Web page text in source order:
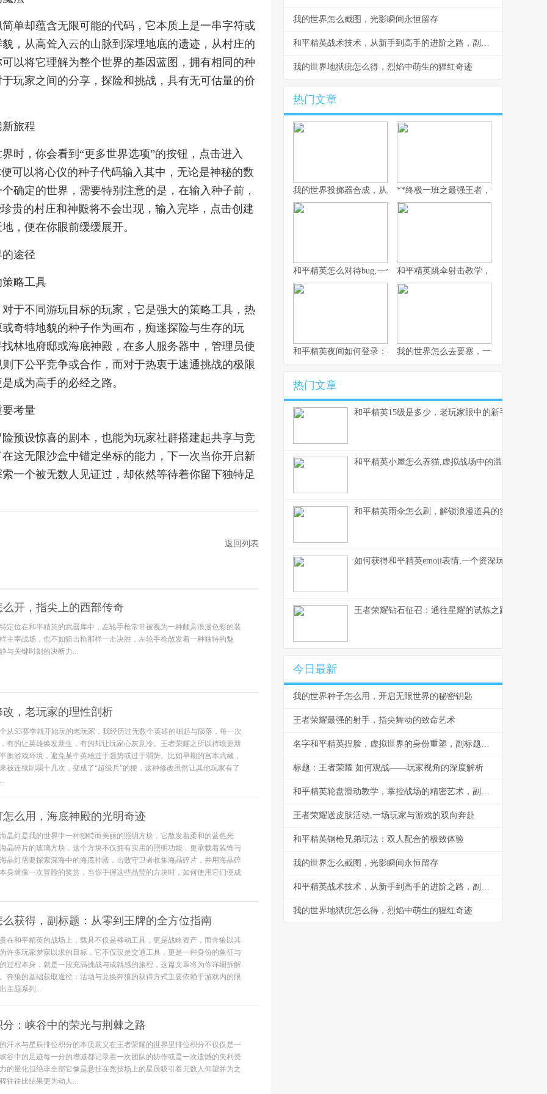
单却蕴含无限可能的代码，它本质上是一串字符或
，从高耸入云的山脉到深埋地底的遗迹，从村庄的
以将它理解为整个世界的基因蓝图，拥有相同的种
玩家之间的分享，探险和挑战，具有无可估量的价
旅程
时，你会看到“更多世界选项”的按钮，点击进入
可以将心仪的种子代码输入其中，无论是神秘的数
确定的世界，需要特别注意的是，在输入种子前，
贵的村庄和神殿将不会出现，输入完毕，点击创建
，便在你眼前缓缓展开。
途径
略工具
于不同游玩目标的玩家，它是强大的策略工具，热
奇特地貌的种子作为画布，痴迷探险与生存的玩
林地府邸或海底神殿，在多人服务器中，管理员使
下公平竞争或合作，而对于热衷于速通挑战的极限
成为高手的必经之路。
考量
预设惊喜的剧本，也能为玩家社群搭建起共享与竞
这无限沙盒中锚定坐标的能力，下一次当你开启新
一个被无数人见证过，却依然等待着你留下独特足
返回列表
开，指尖上的西部传奇
定位在和平精英的武器库中，左轮手枪常常被视为一种颇具浪漫色彩的装
主宰战场，也不如狙击枪那样一击决胜，左轮手枪散发着一种独特的魅
与关键时刻的决断力...
，老玩家的理性剖析
从S3赛季就开始玩的老玩家，我经历过无数个英雄的崛起与陨落，每一次
有的让英雄焕发新生，有的却让玩家心灰意冷。王者荣耀之所以持续更新
衡游戏环境，避免某个英雄过于强势或过于弱势。比如早期的宫本武藏，
被连续削弱十几次，变成了“超级兵”的梗，这种修改虽然让其他玩家有了
么用，海底神殿的光明奇迹
晶灯是我的世界中一种独特而美丽的照明方块，它散发着柔和的蓝色光
晶碎片的玻璃方块，这个方块不仅拥有实用的照明功能，更承载着装饰与
晶灯需要探索深海中的海底神殿，击败守卫者收集海晶碎片，并用海晶碎
身就像一次冒险的奖赏，当你手握这些晶莹的方块时，如何使用它们便成
获得，副标题：从零到王牌的全方位指南
在和平精英的战场上，载具不仅是移动工具，更是战略资产，而奔狼以其
许多玩家梦寐以求的目标，它不仅仅是交通工具，更是一种身份的象征与
过程本身，就是一段充满挑战与成就感的旅程，这篇文章将为你详细拆解
奔狼的基础获取途径：活动与兑换奔狼的获得方式主要依赖于游戏内的限
主题系列...
：峡谷中的荣光与荆棘之路
汗水与星辰排位积分的本质意义在王者荣耀的世界里排位积分不仅仅是一
谷中的足迹每一分的增减都记录着一次团队的协作或是一次遗憾的失利资
的量化但绝非全部它像是悬挂在竞技场上的星辰吸引着无数人仰望并为之
往往比结果更为动人...
我的世界怎么截图，光影瞬间永恒留存
和平精英战术技术，从新手到高手的进阶之路，副标题，掌握核心战术成为战场主宰
我的世界地狱疣怎么得，烈焰中萌生的猩红奇迹
热门文章
我的世界投掷器合成，从木石到红石的艺术**终极一班之最强王者，热血青春与荣
和平精英怎么对待bug,一个玩家眼中的修复哲学和平精英跳伞射击教学，从落地到主宰
和平精英夜间如何登录：夜幕下的战术入口与静谧战场副标题,探
我的世界怎么去要塞，一份老玩家的寻
热门文章
和平精英15级是多少，老玩家眼中的新手门槛
和平精英小屋怎么养猫,虚拟战场中的温馨陪伴,副
和平精英雨伞怎么刷，解锁浪漫道具的实战指南
如何获得和平精英emoji表情,一个资深玩家的心得
王者荣耀钻石征召：通往星耀的试炼之路
今日最新
我的世界种子怎么用，开启无限世界的秘密钥匙
王者荣耀最强的射手，指尖舞动的致命艺术
名字和平精英捏脸，虚拟世界的身份重塑，副标题，当代码勾勒出独一无二的你
标题：王者荣耀 如何观战——玩家视角的深度解析
和平精英轮盘滑动教学，掌控战场的精密艺术，副标题从新手到高手的灵敏度奥秘
王者荣耀送皮肤活动,一场玩家与游戏的双向奔赴
和平精英钢枪兄弟玩法：双人配合的极致体验
我的世界怎么截图，光影瞬间永恒留存
和平精英战术技术，从新手到高手的进阶之路，副标题，掌握核心战术成为战场主宰
我的世界地狱疣怎么得，烈焰中萌生的猩红奇迹